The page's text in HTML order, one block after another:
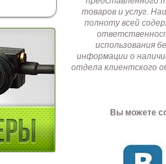
товаров и услуг.
полноту всей
использования
информации о
отдела клиентского
Вы можете